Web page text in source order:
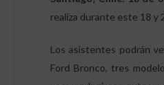
realiza durante este 18 y
Los asistentes podrán
Ford Bronco, tres